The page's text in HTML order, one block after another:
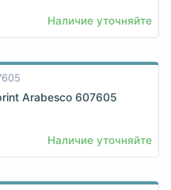
Наличие уточняйте
Arabesco 607605
Наличие уточняйте